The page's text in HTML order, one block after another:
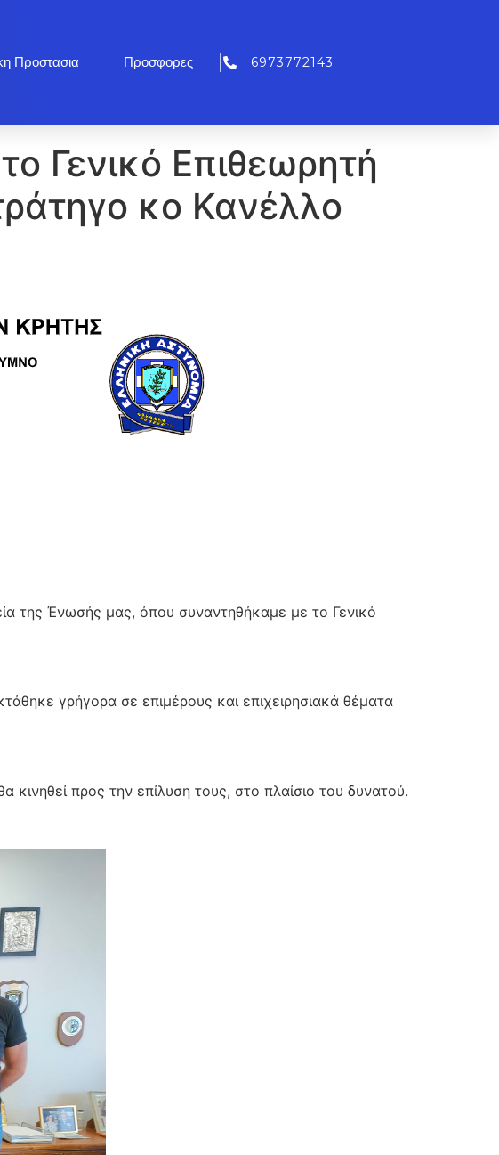
Προστασια Προσφορες 6973772143
Γενικό Επιθεωρητή
κo Κανέλλο
της Ένωσής μας, όπου συναντηθήκαμε με το Γενικό
γρήγορα σε επιμέρους και επιχειρησιακά θέματα
προς την επίλυση τους, στο πλαίσιο του δυνατού.